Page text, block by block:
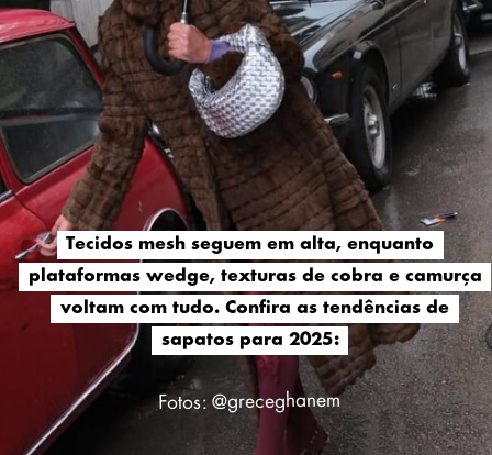
Tecidos mesh seguem em alta, enquanto
plataformas wedge, texturas de cobra e camurça
voltam com tudo. Confira as tendências de
sapatos para 2025:
Tecidos mesh seguem em alta, enquanto
plataformas wedge, texturas de cobra e camurça
voltam com tudo. Confira as tendências de
sapatos para 2025:
Fotos: @greceghanem